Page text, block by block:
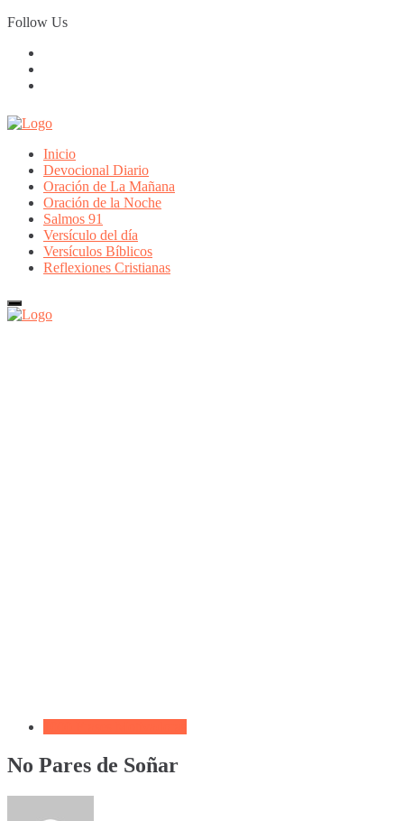
Skip
to
Follow Us
Inicio
Devocional Diario
Oración de La Mañana
Oración de la Noche
Salmos 91
Versículo del día
Versículos Bíblicos
Reflexiones Cristianas
No Pares de Soñar